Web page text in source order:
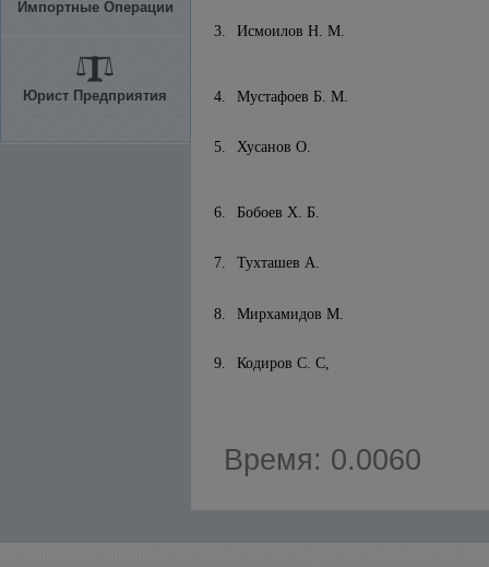
Импортные Операции
Юрист Предприятия
3. Исмоилов Н. М.
4. Мустафоев Б. М.
5. Хусанов О.
6. Бобоев X. Б.
7. Тухташев А.
8. Мирхамидов М.
9. Кодиров С. С,
Время: 0.0060